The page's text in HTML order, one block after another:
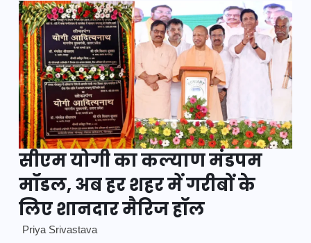
सीएम योगी का कल्याण मंडपम
मॉडल, अब हर शहर में गरीबों के
लिए शानदार मैरिज हॉल
Priya Srivastava